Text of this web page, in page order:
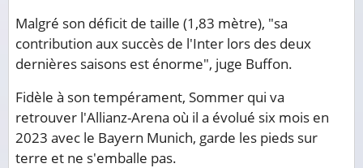
Malgré son déficit de taille (1,83 mètre), "sa
contribution aux succès de l'Inter lors des deux
dernières saisons est énorme", juge Buffon.
Fidèle à son tempérament, Sommer qui va
retrouver l'Allianz-Arena où il a évolué six mois en
2023 avec le Bayern Munich, garde les pieds sur
terre et ne s'emballe pas.